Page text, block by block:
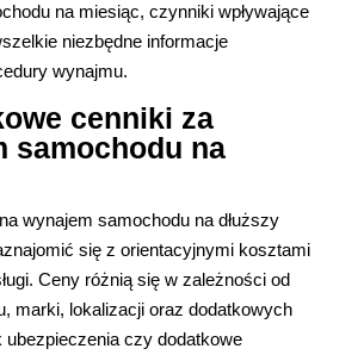
na miesiąc, czynniki wpływające
niezbędne informacje
wynajmu.
cenniki za
samochodu na
wynajem samochodu na dłuższy
się z orientacyjnymi kosztami
Ceny różnią się w zależności od
marki, lokalizacji oraz dodatkowych
ubezpieczenia czy dodatkowe